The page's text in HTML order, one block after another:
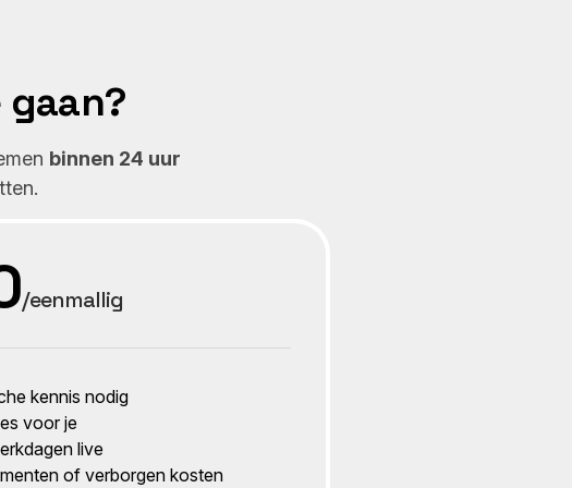
binnen 24 uur
/eenmallig
kennis nodig
voor je
live
of verborgen kosten